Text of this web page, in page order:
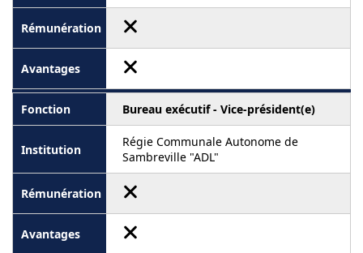
Bureau exécutif - Vice-président(e)
Régie Communale Autonome de
Sambreville "ADL"